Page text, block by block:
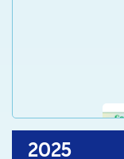
2025